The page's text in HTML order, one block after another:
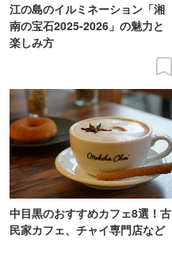
江の島のイルミネーション「湘
南の宝石2025-2026」の魅力と
楽しみ方
中目黒のおすすめカフェ8選！古
民家カフェ、チャイ専門店など